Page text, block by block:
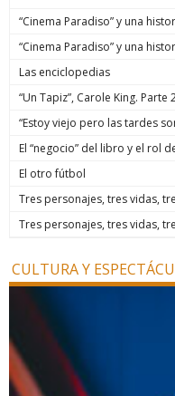
“Cinema Paradiso” y una
“Cinema Paradiso” y una
Las enciclopedias
“Un Tapiz”, Carole King. Parte
“Estoy viejo pero las tardes
El “negocio” del libro y el rol
El otro fútbol
Tres personajes, tres vidas,
Tres personajes, tres vidas,
CULTURA Y